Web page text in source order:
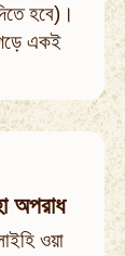
হবে)।
একই
অপরাধ
ওয়া